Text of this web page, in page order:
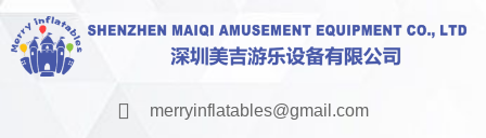
merryinflatables@gmail.com